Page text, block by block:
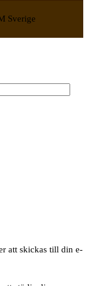
Sverige
att skickas till din e-